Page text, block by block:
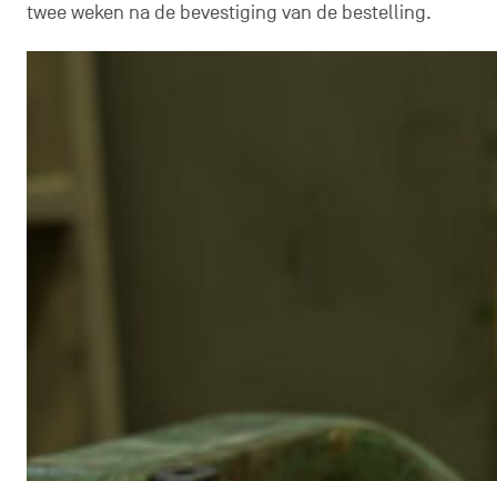
twee weken na de bevestiging van de bestelling.